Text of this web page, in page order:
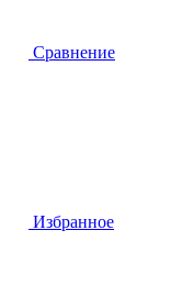
Сравнение
Избранное